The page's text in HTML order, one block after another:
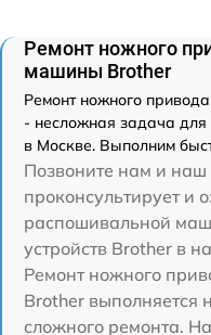
Ремонт ножного
машины Brother
Ремонт ножного
- несложная задача для
в Москве. Выполним
Позвоните нам и наш
проконсультирует и
распошивальной
устройств Brother в
Ремонт ножного
Brother выполняется
сложного ремонта.